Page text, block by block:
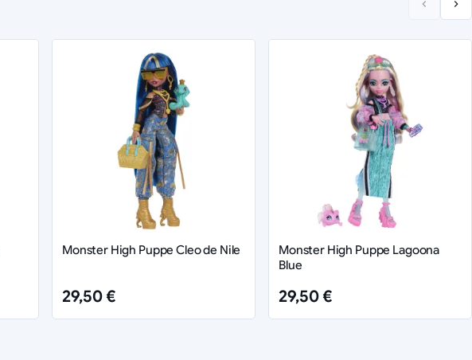
Monster High Puppe Cleo de Nile
29,50 €
Monster High Puppe Lagoona
Blue
29,50 €